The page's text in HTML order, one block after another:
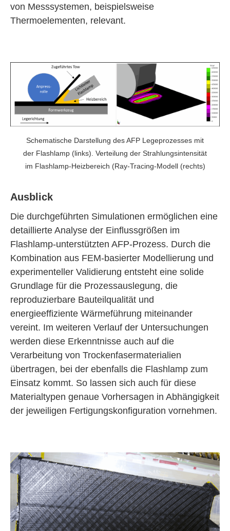
von Messsystemen, beispielsweise
Thermoelementen, relevant.
Schematische Darstellung des AFP Legeprozesses mit
der Flashlamp (links). Verteilung der Strahlungsintensität
im Flashlamp-Heizbereich (Ray-Tracing-Modell (rechts)
Ausblick
Die durchgeführten Simulationen ermöglichen eine
detaillierte Analyse der Einflussgrößen im
Flashlamp-unterstützten AFP-Prozess. Durch die
Kombination aus FEM-basierter Modellierung und
experimenteller Validierung entsteht eine solide
Grundlage für die Prozessauslegung, die
reproduzierbare Bauteilqualität und
energieeffiziente Wärmeführung miteinander
vereint. Im weiteren Verlauf der Untersuchungen
werden diese Erkenntnisse auch auf die
Verarbeitung von Trockenfasermaterialien
übertragen, bei der ebenfalls die Flashlamp zum
Einsatz kommt. So lassen sich auch für diese
Materialtypen genaue Vorhersagen in Abhängigkeit
der jeweiligen Fertigungskonfiguration vornehmen.